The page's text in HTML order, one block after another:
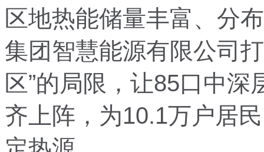
区地热能储量丰富、分
集团智慧能源有限公司
区”的局限，让85口中
齐上阵，为10.1万户居